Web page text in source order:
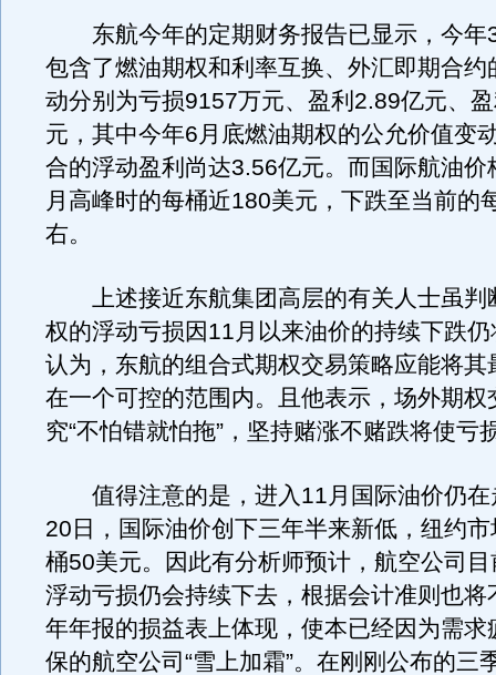
东航今年的定期财务报告已显示，今年
包含了燃油期权和利率互换、外汇即期合约
动分别为亏损9157万元、盈利2.89亿元、
元，其中今年6月底燃油期权的公允价值变
合的浮动盈利尚达3.56亿元。而国际航油价
月高峰时的每桶近180美元，下跌至当前的
右。
上述接近东航集团高层的有关人士虽判
权的浮动亏损因11月以来油价的持续下跌
认为，东航的组合式期权交易策略应能将其
在一个可控的范围内。且他表示，场外期权
究“不怕错就怕拖”，坚持赌涨不赌跌将使亏
值得注意的是，进入11月国际油价仍在
20日，国际油价创下三年半来新低，纽约
桶50美元。因此有分析师预计，航空公司
浮动亏损仍会持续下去，根据会计准则也
年年报的损益表上体现，使本已经因为需求
保的航空公司“雪上加霜”。在刚刚公布的三